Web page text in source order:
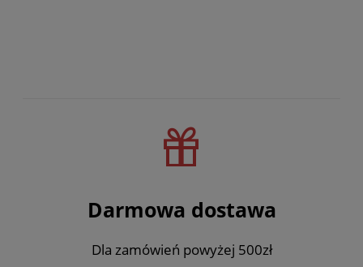
Darmowa dostawa
Dla zamówień powyżej 500zł